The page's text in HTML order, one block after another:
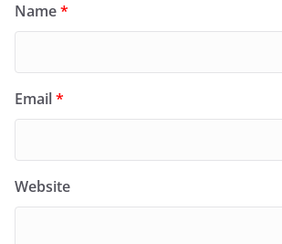
Name*
Email*
Website